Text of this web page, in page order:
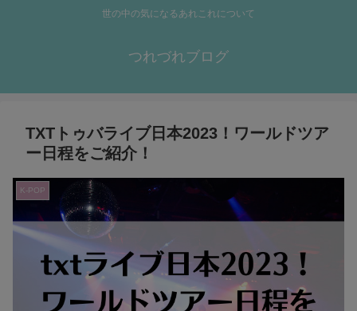
世の中の気になるあれこれについて
つれづれブログ
TXTトゥバライブ日本2023！ワールドツア
ー日程をご紹介！
K-POP